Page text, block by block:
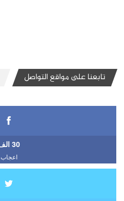
تابعنا على مواقع التواصل
30 الف
اعجاب